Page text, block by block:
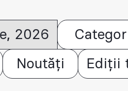
2026
Noutăți Ediții